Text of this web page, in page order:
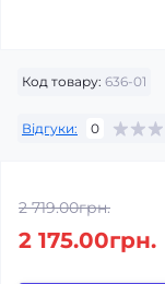
Код товару: 636-01
Відгуки: 0
2 719.00грн.
2 175.00грн.